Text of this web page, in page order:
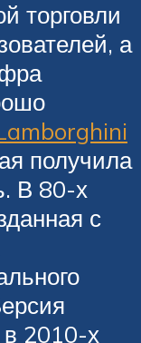
торговли
а
получила
В 80-х
с
2010-х